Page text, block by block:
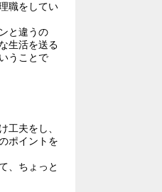
職をしてい
と違うの
生活を送る
うことで
工夫をし、
ポイントを
、ちょっと